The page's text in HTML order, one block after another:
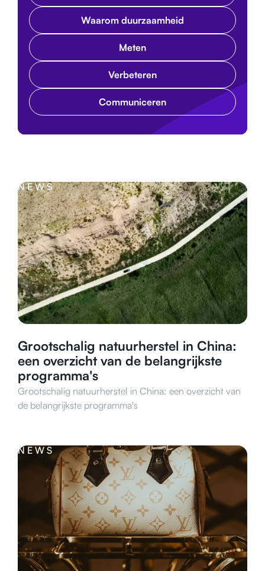
Waarom duurzaamheid
Meten
Verbeteren
Communiceren
NEWS
Grootschalig natuurherstel in China:
een overzicht van de belangrijkste
programma's
Grootschalig natuurherstel in China: een overzicht van
de belangrijkste programma's
NEWS